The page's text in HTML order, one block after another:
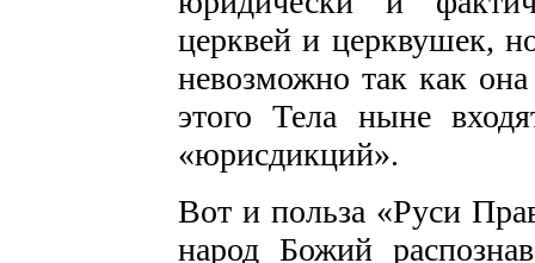
церквей и церквушек,
невозможно так как
этого Тела ныне
«юрисдикций».
Вот и польза «Руси
народ Божий